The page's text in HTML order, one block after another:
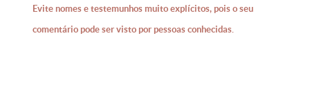
Evite nomes e testemunhos muito explícitos, pois o seu
comentário pode ser visto por pessoas conhecidas.